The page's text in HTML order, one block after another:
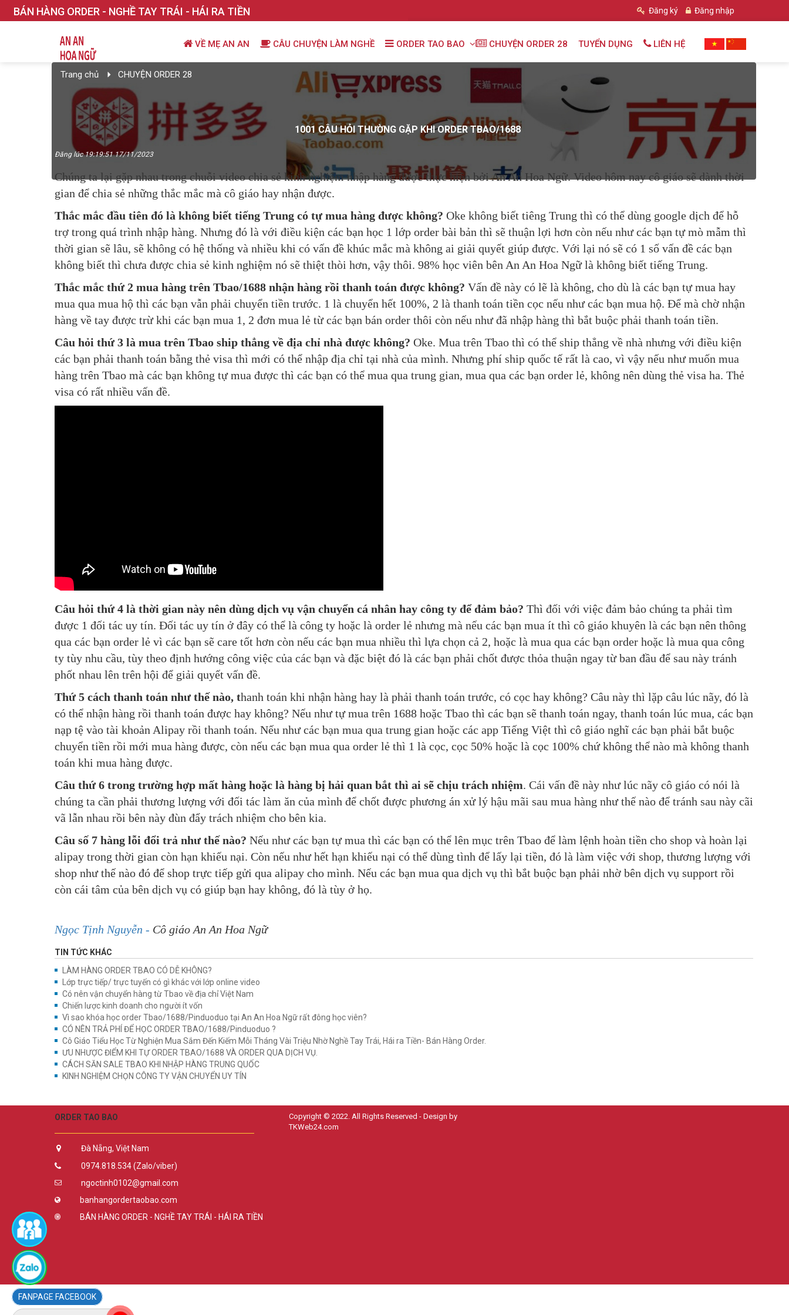
Đăng ký Đăng nhập
BÁN HÀNG ORDER - NGHỀ TAY TRÁI - HÁI RA TIỀN
VỀ MẸ AN AN CÂU CHUYỆN LÀM NGHỀ ORDER TAO BAO CHUYỆN ORDER 28 TUYỂN DỤNG LIÊN HỆ
Trang chủ CHUYỆN ORDER 28
1001 CÂU HỎI THƯỜNG GẶP KHI ORDER TBAO/1688
Đăng lúc 19:19:51 17/11/2023
Chúng ta lại gặp nhau trong chuỗi video chia sẻ kinh nghiệm nhập hàng được thực hiện bởi An An Hoa Ngữ. Video hôm nay cô giáo sẽ dành thời
gian để chia sẻ những thắc mắc mà cô giáo hay nhận được.
Thắc mắc đầu tiên đó là không biết tiếng Trung có tự mua hàng được không? Oke không biết tiêng Trung thì có thể dùng google dịch để hỗ
trợ trong quá trình nhập hàng. Nhưng đó là với điều kiện các bạn học 1 lớp order bài bản thì sẽ thuận lợi hơn còn nếu như các bạn tự mò mẫm thì
thời gian sẽ lâu, sẽ không có hệ thống và nhiều khi có vấn đề khúc mắc mà không ai giải quyết giúp được. Với lại nó sẽ có 1 số vấn đề các bạn
không biết thì chưa được chia sẻ kinh nghiệm nó sẽ thiệt thòi hơn, vậy thôi. 98% học viên bên An An Hoa Ngữ là không biết tiếng Trung.
Thắc mắc thứ 2 mua hàng trên Tbao/1688 nhận hàng rồi thanh toán được không? Vấn đề này có lẽ là không, cho dù là các bạn tự mua hay
mua qua mua hộ thì các bạn vẫn phải chuyển tiền trước. 1 là chuyển hết 100%, 2 là thanh toán tiền cọc nếu như các bạn mua hộ. Để mà chờ nhận
hàng về tay được trừ khi các bạn mua 1, 2 đơn mua lẻ từ các bạn bán order thôi còn nếu như đã nhập hàng thì bắt buộc phải thanh toán tiền.
Câu hỏi thứ 3 là mua trên Tbao ship thẳng về địa chỉ nhà được không? Oke. Mua trên Tbao thì có thể ship thẳng về nhà nhưng với điều kiện
các bạn phải thanh toán bằng thẻ visa thì mới có thể nhập địa chỉ tại nhà của mình. Nhưng phí ship quốc tế rất là cao, vì vậy nếu như muốn mua
hàng trên Tbao mà các bạn không tự mua được thì các bạn có thể mua qua trung gian, mua qua các bạn order lẻ, không nên dùng thẻ visa ha. Thẻ
visa có rất nhiều vấn đề.
Câu hỏi thứ 4 là thời gian này nên dùng dịch vụ vận chuyển cá nhân hay công ty để đảm bảo? Thì đối với việc đảm bảo chúng ta phải tìm
được 1 đối tác uy tín. Đối tác uy tín ở đây có thể là công ty hoặc là order lẻ nhưng mà nếu các bạn mua ít thì cô giáo khuyên là các bạn nên thông
qua các bạn order lẻ vì các bạn sẽ care tốt hơn còn nếu các bạn mua nhiều thì lựa chọn cả 2, hoặc là mua qua các bạn order hoặc là mua qua công
ty tùy nhu cầu, tùy theo định hướng công việc của các bạn và đặc biệt đó là các bạn phải chốt được thỏa thuận ngay từ ban đầu để sau này tránh
phốt nhau lên trên hội để giải quyết vấn đề.
Thứ 5 cách thanh toán như thế nào, thanh toán khi nhận hàng hay là phải thanh toán trước, có cọc hay không? Câu này thì lặp câu lúc nãy, đó là
có thể nhận hàng rồi thanh toán được hay không? Nếu như tự mua trên 1688 hoặc Tbao thì các bạn sẽ thanh toán ngay, thanh toán lúc mua, các bạn
nạp tệ vào tài khoản Alipay rồi thanh toán. Nếu như các bạn mua qua trung gian hoặc các app Tiếng Việt thì cô giáo nghĩ các bạn phải bắt buộc
chuyển tiền rồi mới mua hàng được, còn nếu các bạn mua qua order lẻ thì 1 là cọc, cọc 50% hoặc là cọc 100% chứ không thể nào mà không thanh
toán khi mua hàng được.
Câu thứ 6 trong trường hợp mất hàng hoặc là hàng bị hải quan bắt thì ai sẽ chịu trách nhiệm. Cái vấn đề này như lúc nãy cô giáo có nói là
chúng ta cần phải thương lượng với đối tác làm ăn của mình để chốt được phương án xử lý hậu mãi sau mua hàng như thế nào để tránh sau này cãi
vã lẫn nhau rồi bên này đùn đẩy trách nhiệm cho bên kia.
Câu số 7 hàng lỗi đổi trả như thế nào? Nếu như các bạn tự mua thì các bạn có thể lên mục trên Tbao để làm lệnh hoàn tiền cho shop và hoàn lại
alipay trong thời gian còn hạn khiếu nại. Còn nếu như hết hạn khiếu nại có thể dùng tình để lấy lại tiền, đó là làm việc với shop, thương lượng với
shop như thế nào đó để shop trực tiếp gửi qua alipay cho mình. Nếu các bạn mua qua dịch vụ thì bắt buộc bạn phải nhờ bên dịch vụ support rồi
còn cái tâm của bên dịch vụ có giúp bạn hay không, đó là tùy ở họ.
Ngọc Tịnh Nguyễn - Cô giáo An An Hoa Ngữ
TIN TỨC KHÁC
LÀM HÀNG ORDER TBAO CÓ DỄ KHÔNG?
Lớp trực tiếp/ trực tuyến có gì khác với lớp online video
Có nên vận chuyển hàng từ Tbao về địa chỉ Việt Nam
Chiến lược kinh doanh cho người ít vốn
Vì sao khóa học order Tbao/1688/Pinduoduo tại An An Hoa Ngữ rất đông học viên?
CÓ NÊN TRẢ PHÍ ĐỂ HỌC ORDER TBAO/1688/Pinduoduo ?
Cô Giáo Tiểu Học Từ Nghiện Mua Sắm Đến Kiếm Mỗi Tháng Vài Triệu Nhờ Nghề Tay Trái, Hái ra Tiền- Bán Hàng Order.
ƯU NHƯỢC ĐIỂM KHI TỰ ORDER TBAO/1688 VÀ ORDER QUA DỊCH VỤ.
CÁCH SĂN SALE TBAO KHI NHẬP HÀNG TRUNG QUỐC
KINH NGHIỆM CHỌN CÔNG TY VẬN CHUYỂN UY TÍN
ORDER TAO BAO
Đà Nẵng, Việt Nam
0974.818.534 (Zalo/viber)
ngoctinh0102@gmail.com
banhangordertaobao.com
BÁN HÀNG ORDER - NGHỀ TAY TRÁI - HÁI RA TIỀN
Copyright © 2022. All Rights Reserved - Design by
TKWeb24.com
FACEBOOK